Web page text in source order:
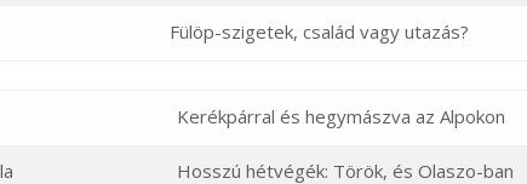
Fülöp-szigetek, család vagy utazás?
Kerékpárral és hegymászva az Alpokon
Hosszú hétvégék: Török, és Olaszo-ban